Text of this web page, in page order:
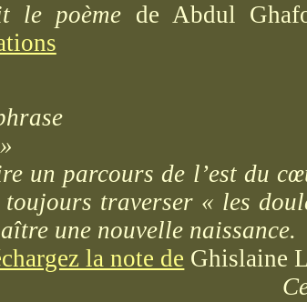
le poème de Abdul
un parcours de l’est du
traverser « les
une nouvelle naissance.
la note de Ghislaine